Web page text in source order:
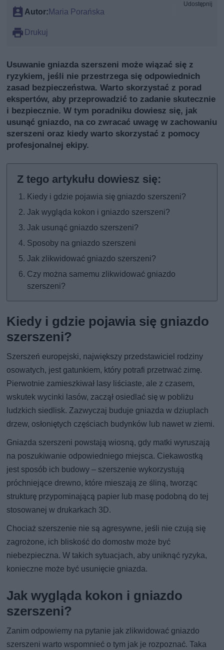
Autor: Maria Porańska
Drukuj
Udostępnij
Usuwanie gniazda szerszeni może wiązać się z
ryzykiem, jeśli nie przestrzega się odpowiednich
zasad bezpieczeństwa. Warto skorzystać z porad
ekspertów, aby przeprowadzić to zadanie skutecznie
i bezpiecznie. W tym poradniku dowiesz się, jak
usunąć gniazdo, na co zwracać uwagę w zachowaniu
szerszeni oraz kiedy warto skorzystać z pomocy
profesjonalnej ekipy.
Kiedy i gdzie pojawia się gniazdo szerszeni?
Jak wygląda kokon i gniazdo szerszeni?
Jak usunąć gniazdo szerszeni?
Sposoby na gniazdo szerszeni
Jak zlikwidować gniazdo szerszeni?
Czy można samemu zlikwidować gniazdo
szerszeni?
Kiedy i gdzie pojawia się gniazdo
szerszeni?
Szerszeń europejski, największy przedstawiciel rodziny
osowatych, jest gatunkiem, który potrafi przetrwać zimę.
Pierwotnie zamieszkiwał lasy liściaste, ale z czasem,
wskutek wycinki lasów, zaczął osiedlać się w pobliżu
ludzkich siedlisk. Zazwyczaj buduje gniazda w dziuplach
drzew, osłoniętych częściach budynków lub nawet w ziemi.
Gniazda szerszeni powstają wiosną, gdy matki wyruszają
na poszukiwanie odpowiedniego miejsca. Ciekawostką
jest sposób ich budowy – szerszenie wykorzystują
próchniejące drewno, które mieszają ze śliną, tworząc
strukturę przypominającą papier lub masę podobną do tej
stosowanej w drukarkach 3D.
Chociaż szerszenie nie są agresywne, jeśli nie czują się
zagrożone, ich bliskość do domostw może być
niebezpieczna. W takich sytuacjach, aby uniknąć ryzyka,
konieczne może być usunięcie gniazda.
Jak wygląda kokon i gniazdo
szerszeni?
Zanim odpowiemy na pytanie jak zlikwidować gniazdo
szerszeni warto wspomnieć o tym jak je rozpoznać. Taka